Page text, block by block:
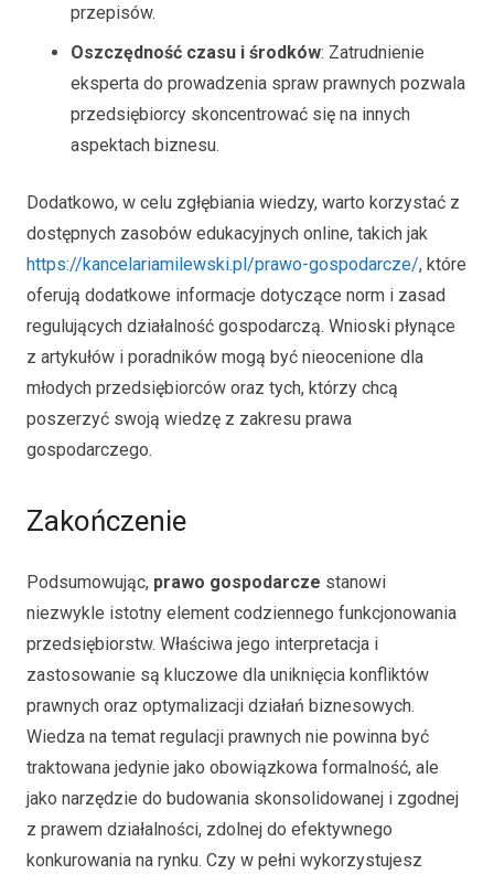
przepisów.
Oszczędność czasu i środków: Zatrudnienie
eksperta do prowadzenia spraw prawnych pozwala
przedsiębiorcy skoncentrować się na innych
aspektach biznesu.
Dodatkowo, w celu zgłębiania wiedzy, warto korzystać z
dostępnych zasobów edukacyjnych online, takich jak
https://kancelariamilewski.pl/prawo-gospodarcze/, które
oferują dodatkowe informacje dotyczące norm i zasad
regulujących działalność gospodarczą. Wnioski płynące
z artykułów i poradników mogą być nieocenione dla
młodych przedsiębiorców oraz tych, którzy chcą
poszerzyć swoją wiedzę z zakresu prawa
gospodarczego.
Zakończenie
Podsumowując, prawo gospodarcze stanowi
niezwykle istotny element codziennego funkcjonowania
przedsiębiorstw. Właściwa jego interpretacja i
zastosowanie są kluczowe dla uniknięcia konfliktów
prawnych oraz optymalizacji działań biznesowych.
Wiedza na temat regulacji prawnych nie powinna być
traktowana jedynie jako obowiązkowa formalność, ale
jako narzędzie do budowania skonsolidowanej i zgodnej
z prawem działalności, zdolnej do efektywnego
konkurowania na rynku. Czy w pełni wykorzystujesz